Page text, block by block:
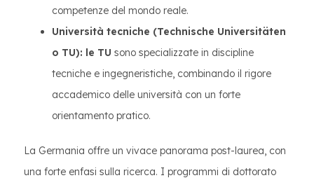
competenze del mondo reale.
Università tecniche (Technische Universitäten
o TU): le TU sono specializzate in discipline
tecniche e ingegneristiche, combinando il rigore
accademico delle università con un forte
orientamento pratico.
La Germania offre un vivace panorama post-laurea, con
una forte enfasi sulla ricerca. I programmi di dottorato